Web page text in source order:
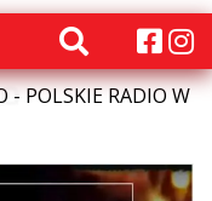
- POLSKIE RADIO W